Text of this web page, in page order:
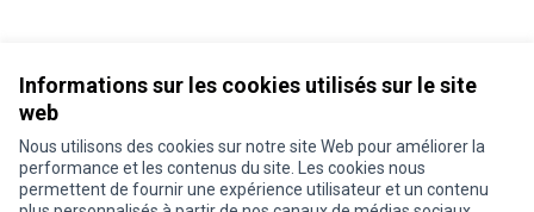
Informations sur les cookies utilisés sur le site
web
Nous utilisons des cookies sur notre site Web pour améliorer la
performance et les contenus du site. Les cookies nous
permettent de fournir une expérience utilisateur et un contenu
Conditions d'utilisation
Paramètres des cookies
Je participe ! sur X
Je participe ! sur Facebook
Je participe ! sur Instagram